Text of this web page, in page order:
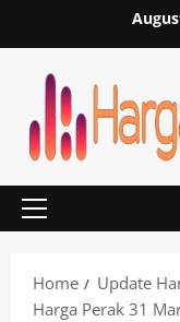
Primary
Home
Update
Harga Perak 31